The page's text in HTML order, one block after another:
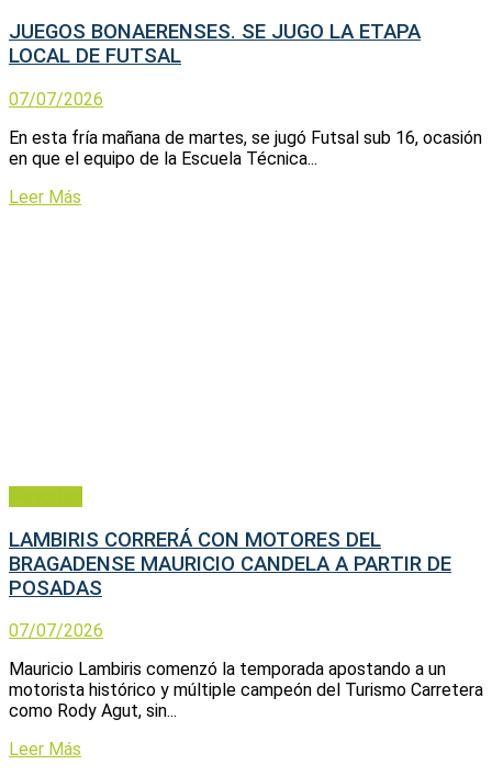
JUEGOS BONAERENSES. SE JUGO LA ETAPA
LOCAL DE FUTSAL
07/07/2026
En esta fría mañana de martes, se jugó Futsal sub 16, ocasión
en que el equipo de la Escuela Técnica...
Leer Más
LAMBIRIS CORRERÁ CON MOTORES DEL
BRAGADENSE MAURICIO CANDELA A PARTIR DE
POSADAS
07/07/2026
Mauricio Lambiris comenzó la temporada apostando a un
motorista histórico y múltiple campeón del Turismo Carretera
como Rody Agut, sin...
Leer Más